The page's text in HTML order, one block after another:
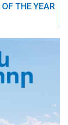
THE YEAR